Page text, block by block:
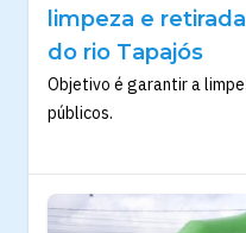
limpeza e
do rio Tapajós
Objetivo é garantir a
públicos.